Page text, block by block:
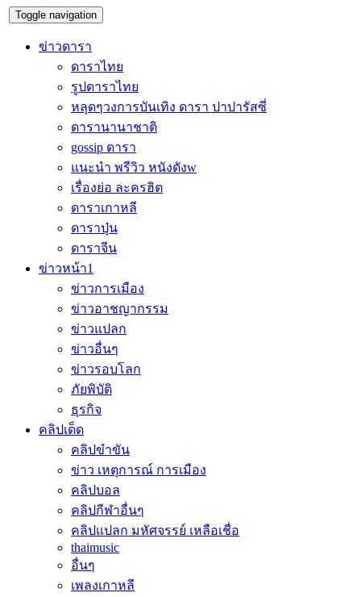
Toggle navigation
ข่าวดารา
ดาราไทย
รูปดาราไทย
หลุดๆวงการบันเทิง ดารา ปาปารัสซี่
ดารานานาชาติ
gossip ดารา
แนะนำ พรีวิว หนังดังw
เรื่องย่อ ละครฮิต
ดาราเกาหลี
ดาราปุ่น
ดาราจีน
ข่าวหน้า1
ข่าวการเมือง
ข่าวอาชญากรรม
ข่าวแปลก
ข่าวอื่นๆ
ข่าวรอบโลก
ภัยพิบัติ
ธุรกิจ
คลิปเด็ด
คลิปขำขัน
ข่าว เหตุการณ์ การเมือง
คลิปบอล
คลิปกีฬาอื่นๆ
คลิปแปลก มหัศจรรย์ เหลือเชื่อ
thaimusic
อื่นๆ
เพลงเกาหลี